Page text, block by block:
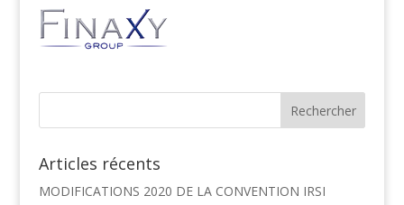
Articles récents
MODIFICATIONS 2020 DE LA CONVENTION IRSI